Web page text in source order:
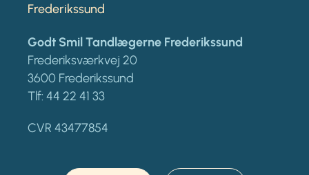
Frederikssund
Godt Smil Tandlægerne Frederikssund
Frederiksværkvej 20
3600 Frederikssund
Tlf: 44 22 41 33
CVR 43477854